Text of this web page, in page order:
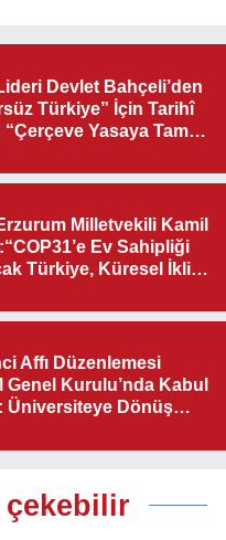
Devlet Bahçeli’den
Türkiye” İçin Tarihî
“Çerçeve Yasaya Tam
Milletvekili Kamil
Ev Sahipliği
Türkiye, Küresel İklim
Affı Düzenlemesi
Genel Kurulu’nda Kabul
Üniversiteye Dönüş